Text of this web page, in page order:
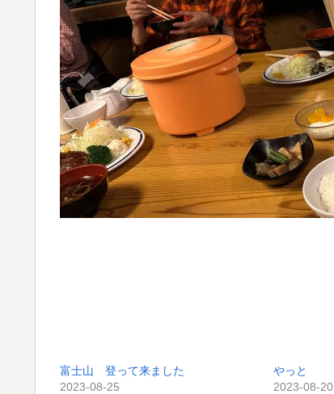
富士山 登って来ました
2023-08-25
やっと
2023-08-20